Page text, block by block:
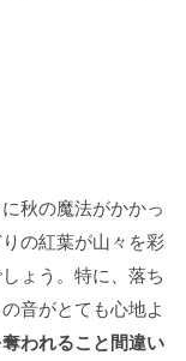
秋の魔法がかかっ
の紅葉が山々を彩
ょう。特に、落ち
音がとても心地よ
われること間違い